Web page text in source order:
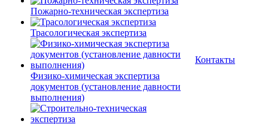
Пожарно-техническая экспертиза
Трасологическая экспертиза
Физико-химическая экспертиза
документов (установление давности
выполнения)
Контакты